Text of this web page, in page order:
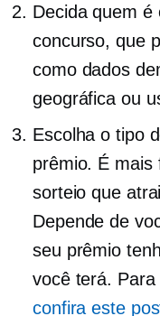
Decida quem é
concurso, que
como dados
geográfica ou
Escolha o tipo
prêmio. É mais
sorteio que
Depende de
seu prêmio
você terá. Para
confira este